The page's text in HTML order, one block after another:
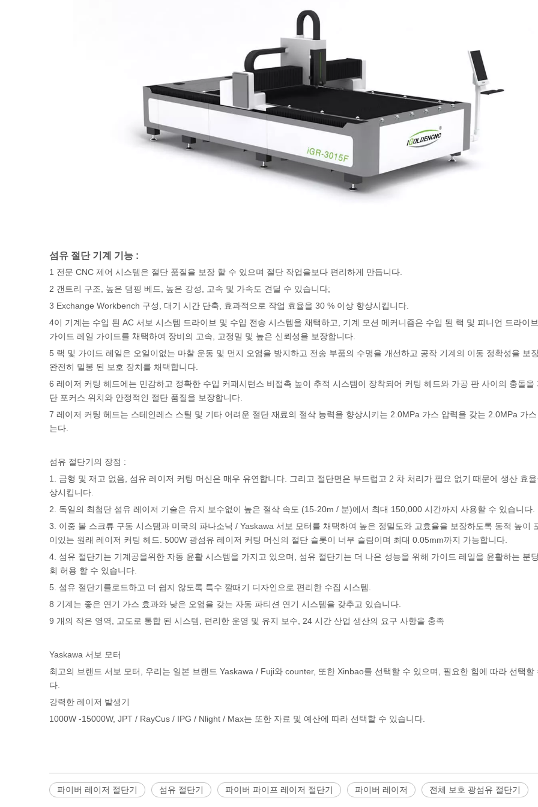
섬유 절단 기계 기능 :
1 전문 CNC 제어 시스템은 절단 품질을 보장 ​​할 수 있으며 절단 작업을보다 편리하게 만듭니다.
2 갠트리 구조, 높은 댐핑 베드, 높은 강성, 고속 및 가속도 견딜 수 있습니다;
3 Exchange Workbench 구성, 대기 시간 단축, 효과적으로 작업 효율을 30 % 이상 향상시킵니다.
4이 기계는 수입 된 AC 서보 시스템 드라이브 및 수입 전송 시스템을 채택하고, 기계 모션 메커니즘은 수입 된 랙 및 피니언 드라이
가이드 레일 가이드를 채택하여 장비의 고속, 고정밀 및 높은 신뢰성을 보장합니다.
5 랙 및 가이드 레일은 오일이없는 마찰 운동 및 먼지 오염을 방지하고 전송 부품의 수명을 개선하고 공작 기계의 이동 정확성을 보
완전히 밀봉 된 보호 장치를 채택합니다.
6 레이저 커팅 헤드에는 민감하고 정확한 수입 커패시턴스 비접촉 높이 추적 시스템이 장착되어 커팅 헤드와 가공 판 사이의 충돌을
단 포커스 위치와 안정적인 절단 품질을 보장합니다.
7 레이저 커팅 헤드는 스테인레스 스틸 및 기타 어려운 절단 재료의 절삭 능력을 향상시키는 2.0MPa 가스 압력을 갖는 2.0MPa 가
는다.
섬유 절단기의 장점 :
1. 금형 및 재고 없음, 섬유 레이저 커팅 머신은 매우 유연합니다. 그리고 절단면은 부드럽고 2 차 처리가 필요 없기 때문에 생산 효
상시킵니다.
2. 독일의 최첨단 섬유 레이저 기술은 유지 보수없이 높은 절삭 속도 (15-20m / 분)에서 최대 150,000 시간까지 사용할 수 있습니다.
3. 이중 볼 스크류 구동 시스템과 미국의 파나소닉 / Yaskawa 서보 모터를 채택하여 높은 정밀도와 고효율을 보장하도록 동적 높이
이있는 원래 레이저 커팅 헤드. 500W 광섬유 레이저 커팅 머신의 절단 슬롯이 너무 슬림이며 최대 0.05mm까지 가능합니다.
4. 섬유 절단기는 기계공을위한 자동 윤활 시스템을 가지고 있으며, 섬유 절단기는 더 나은 성능을 위해 가이드 레일을 윤활하는 분
회 허용 할 수 있습니다.
5. 섬유 절단기를로드하고 더 쉽지 않도록 특수 깔때기 디자인으로 편리한 수집 시스템.
8 기계는 좋은 연기 가스 효과와 낮은 오염을 갖는 자동 파티션 연기 시스템을 갖추고 있습니다.
9 개의 작은 영역, 고도로 통합 된 시스템, 편리한 운영 및 유지 보수, 24 시간 산업 생산의 요구 사항을 충족
Yaskawa 서보 모터
최고의 브랜드 서보 모터, 우리는 일본 브랜드 Yaskawa / Fuji와 counter, 또한 Xinbao를 선택할 수 있으며, 필요한 힘에 따라 선택할
다.
강력한 레이저 발생기
1000W -15000W, JPT / RayCus / IPG / Nlight / Max는 또한 자료 및 예산에 따라 선택할 수 있습니다.
파이버 레이저 절단기 섬유 절단기 파이버 파이프 레이저 절단기 파이버 레이저 전체 보호 광섬유 절단기